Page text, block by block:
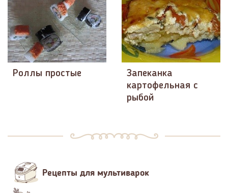
Роллы простые
Запеканка
картофельная с
рыбой
Рецепты для мультиварок